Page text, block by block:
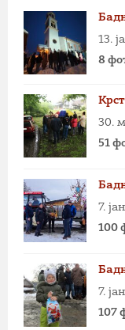
13.
8
30.
51
7.
100
7.
107